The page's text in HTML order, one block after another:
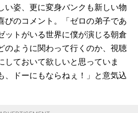
い姿、更に変身バンクも新しい物
びのコメント。「ゼロの弟子であ
ットがいる世界に僕が演じる朝倉
のように関わって行くのか、視聴
しておいて欲しいと思っていま
ドーにもならねぇ！」と意気込